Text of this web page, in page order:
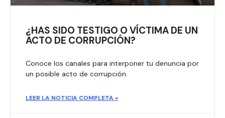
¿HAS SIDO TESTIGO O VÍCTIMA DE UN
ACTO DE CORRUPCIÓN?
Conoce los canales para interponer tu denuncia por
un posible acto de corrupción.
LEER LA NOTICIA COMPLETA »